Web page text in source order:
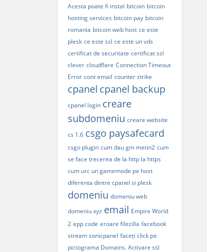
Acesta poate fi instal bitcoin bitcoin
hosting services bitcoin pay bitcoin
romania bitcoin web host ce este
plesk ce este ssl ce este un vds
certificat de securitate certificat ssl
clever cloudflare Connection Timeout
Error cont email counter strike
cpanel cpanel backup
cpanel login creare
subdomeniu creare website
cs 1.6 csgo paysafecard
csgo plugin cum dau gm metin2 cum
se face trecerea de la http la https
cum urc un gamemode pe host
diferenta dintre cpanel si plesk
domeniu domeniu web
domeniu xyz email Empire World
2 epp code eroare filezilla facebook
stream sonicpanel faceți click pe
pictograma Domains. Activare ssl